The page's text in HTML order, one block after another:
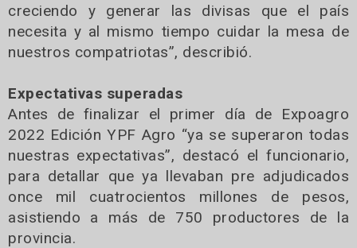
creciendo y generar las divisas que el país
necesita y al mismo tiempo cuidar la mesa de
nuestros compatriotas”, describió.
Expectativas superadas
Antes de finalizar el primer día de Expoagro
2022 Edición YPF Agro “ya se superaron todas
nuestras expectativas”, destacó el funcionario,
para detallar que ya llevaban pre adjudicados
once mil cuatrocientos millones de pesos,
asistiendo a más de 750 productores de la
provincia.